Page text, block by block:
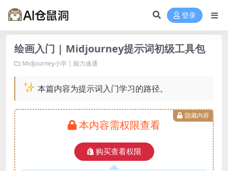
登录
绘画入门 | Midjourney提示词初级工具包
Midjourney小学 | 能力速通
本篇内容为提示词入门学习的路径。
隐藏内容
本内容需权限查看
购买查看权限